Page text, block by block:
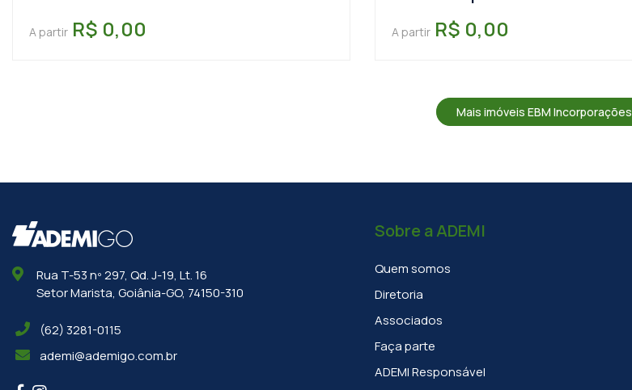
A partir R$ 0,00 A partir R$ 0,00
Mais imóveis EBM Incorporações
Rua T-53 nº 297, Qd. J-19, Lt. 16
Setor Marista, Goiânia-GO, 74150-310
(62) 3281-0115
ademi@ademigo.com.br
Sobre a ADEMI
Quem somos
Diretoria
Associados
Faça parte
ADEMI Responsável